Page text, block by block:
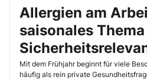
Allergien am
saisonales
Mit dem Frühjahr beginnt für viele
häufig als rein private